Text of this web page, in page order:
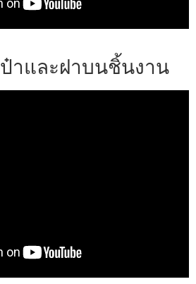
ป๋าและฝาบนชิ้นงาน